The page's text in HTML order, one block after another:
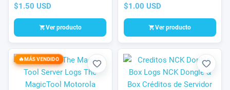
teléfonos samsung. Libera
$1.50 USD
Ver producto
$1.00 USD
Ver producto
MÁS VENDIDO
Favorito